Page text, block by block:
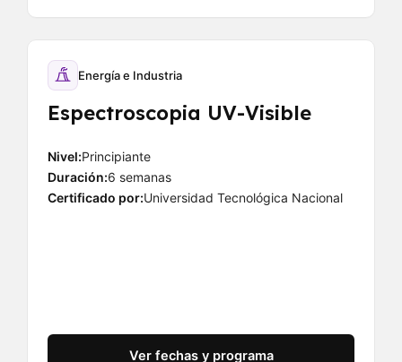
Energía e Industria
Espectroscopia UV-Visible
Nivel:Principiante
Duración:6 semanas
Certificado por:Universidad Tecnológica Nacional
Ver fechas y programa